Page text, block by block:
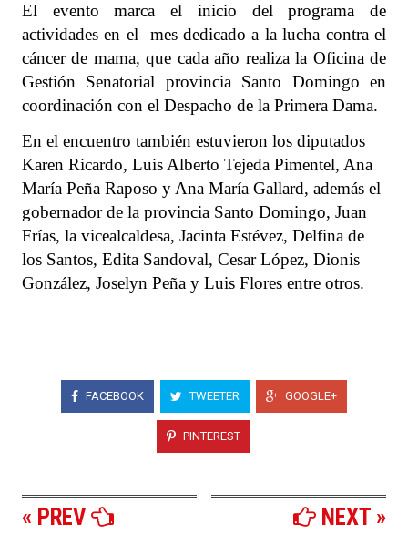
El evento marca el inicio del programa de
actividades en el mes dedicado a la lucha contra el
cáncer de mama, que cada año realiza la Oficina de
Gestión Senatorial provincia Santo Domingo en
coordinación con el Despacho de la Primera Dama.
En el encuentro también estuvieron los diputados
Karen Ricardo, Luis Alberto Tejeda Pimentel, Ana
María Peña Raposo y Ana María Gallard, además el
gobernador de la provincia Santo Domingo, Juan
Frías, la vicealcaldesa, Jacinta Estévez, Delfina de
los Santos, Edita Sandoval, Cesar López, Dionis
González, Joselyn Peña y Luis Flores entre otros.
FACEBOOK TWEETER GOOGLE+
PINTEREST
« PREV NEXT »